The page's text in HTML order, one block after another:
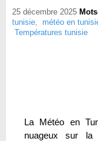
25 décembre 2025
tunisie, météo en
Températures tunisie
La Météo en
nuageux sur